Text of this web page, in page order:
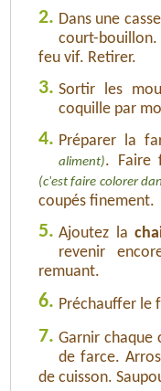
2. Dans une
court-bouillon.
feu vif. Retirer.
3. Sortir les
coquille par
4. Préparer la
aliment). Faire
(c'est faire colorer
coupés finement.
5. Ajoutez la
revenir
remuant.
6. Préchauffer le
7. Garnir chaque
de farce.
de cuisson.